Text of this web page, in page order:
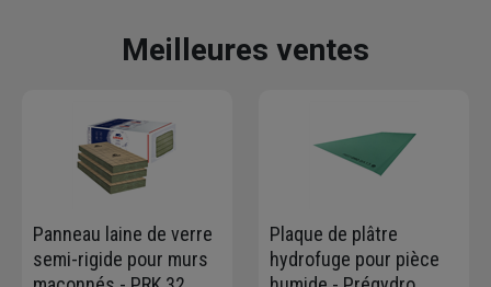
Meilleures ventes
Panneau laine de verre
semi-rigide pour murs
Plaque de plâtre
hydrofuge pour pièce